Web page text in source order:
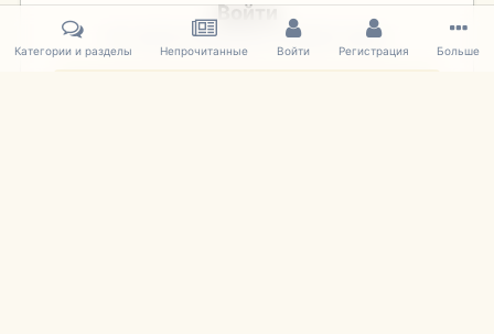
Войти
Уже зарегистрированы? Войдите здесь.
Категории и разделы Непрочитанные Войти Регистрация Больше